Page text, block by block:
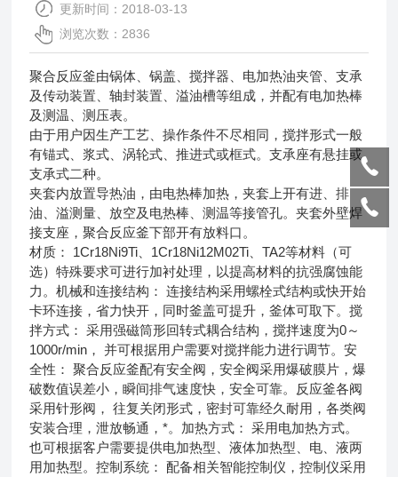
更新时间：2018-03-13
浏览次数：2836
聚合反应釜由锅体、锅盖、搅拌器、电加热油夹管、支承
及传动装置、轴封装置、溢油槽等组成，并配有电加热棒
及测温、测压表。
由于用户因生产工艺、操作条件不尽相同，搅拌形式一般
有锚式、浆式、涡轮式、推进式或框式。支承座有悬挂或
支承式二种。
夹套内放置导热油，由电热棒加热，夹套上开有进、排
油、溢测量、放空及电热棒、测温等接管孔。夹套外壁焊
接支座，聚合反应釜下部开有放料口。
材质： 1Cr18Ni9Ti、1Cr18Ni12M02Ti、TA2等材料（可
选）特殊要求可进行加衬处理，以提高材料的抗强腐蚀能
力。机械和连接结构： 连接结构采用螺栓式结构或快开始
卡环连接，省力快开，同时釜盖可提升，釜体可取下。搅
拌方式： 采用强磁筒形回转式耦合结构，搅拌速度为0～
1000r/min， 并可根据用户需要对搅拌能力进行调节。安
全性： 聚合反应釜配有安全阀，安全阀采用爆破膜片，爆
破数值误差小，瞬间排气速度快，安全可靠。反应釜各阀
采用针形阀， 往复关闭形式，密封可靠经久耐用，各类阀
安装合理，泄放畅通，*。加热方式： 采用电加热方式。
也可根据客户需要提供电加热型、液体加热型、电、液两
用加热型。控制系统： 配备相关智能控制仪，控制仪采用